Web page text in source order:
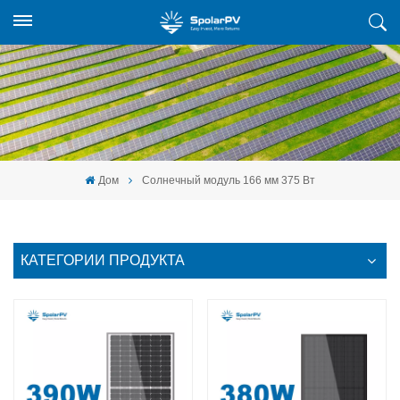
Дом Солнечный модуль 166 мм 375 Вт
КАТЕГОРИИ ПРОДУКТА